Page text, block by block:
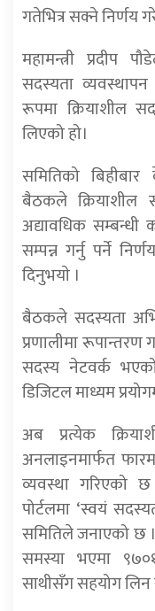
गतेभित्र सक्ने निर्णय
महामन्त्री प्रदीप
सदस्यता
रूपमा क्रियाशील
लिएको हो।
समितिको
बैठकले क्रियाशील
अद्यावधिक सम्बन्धी
सम्पन्न गर्नु पर्ने
दिनुभयाे ।
बैठकले सदस्यता
प्रणालीमा रूपान्तरण
सदस्य नेटवर्क भएको
डिजिटल माध्यम
अब प्रत्येक
अनलाइनमार्फत
व्यवस्था गरिएको
पोर्टलमा ‘स्वयं
समितिले जनाएको छ
समस्या भएमा
साथीसँग सहयोग